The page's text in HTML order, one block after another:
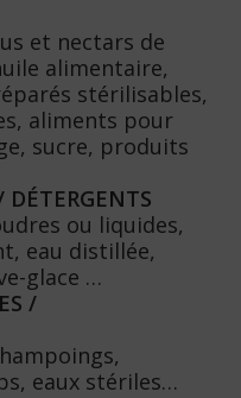
et nectars de
alimentaire,
stérilisables,
aliments pour
sucre, produits
ou liquides,
eau distillée,
glace …
/
eaux stériles…